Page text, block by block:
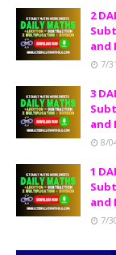
2
and
7/
3
and
8/
1
and
7/